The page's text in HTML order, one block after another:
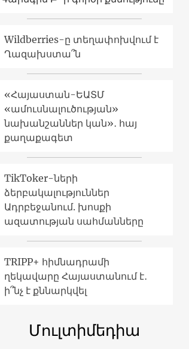
Wildberries-ը տեղափոխվում է
Ղազախստա՞ն
«Հայաստան-ԵԱՏՄ
«ամուսնալուծության»
նախանշաններ կան»․ հայ
քաղաքագետ
TikToker-ների
ձերբակալություններ
Ադրբեջանում. խոսքի
ազատության սահմանները
TRIPP+ հիմնադրամի
ղեկավարը Հայաստանում է․
ի՞նչ է քննարկվել
Մուլտիմեդիա